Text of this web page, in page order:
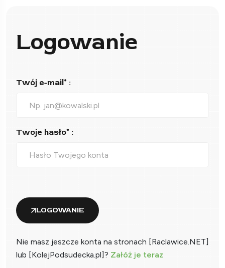
Logowanie
Twój e-mail* :
Twoje hasło* :
LOGOWANIE
Nie masz jeszcze konta na stronach [Raclawice.NET]
lub [KolejPodsudecka.pl]? Załóż je teraz